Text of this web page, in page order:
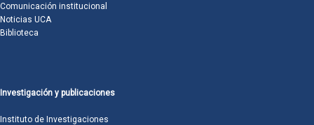
Comunicación institucional
Noticias UCA
Biblioteca
Investigación y publicaciones
Instituto de Investigaciones